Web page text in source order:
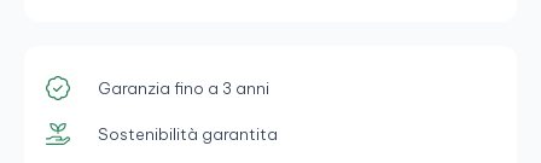
Garanzia fino a 3 anni
Sostenibilità garantita